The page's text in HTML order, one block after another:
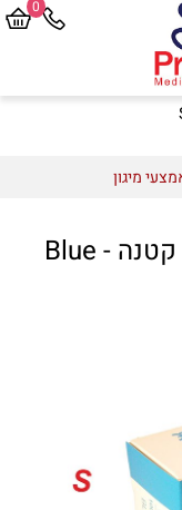
0
מיגון
כפפות ניטריל כחולות מידה קטנה - Blue